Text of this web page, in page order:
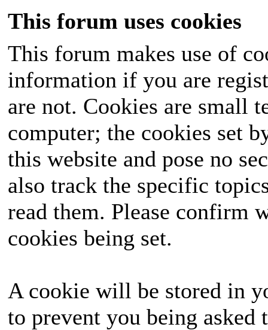
This forum uses cookies
This forum makes use of
information if you are
are not. Cookies are small
computer; the cookies set
this website and pose no
also track the specific
read them. Please confirm
cookies being set.
A cookie will be stored in
to prevent you being